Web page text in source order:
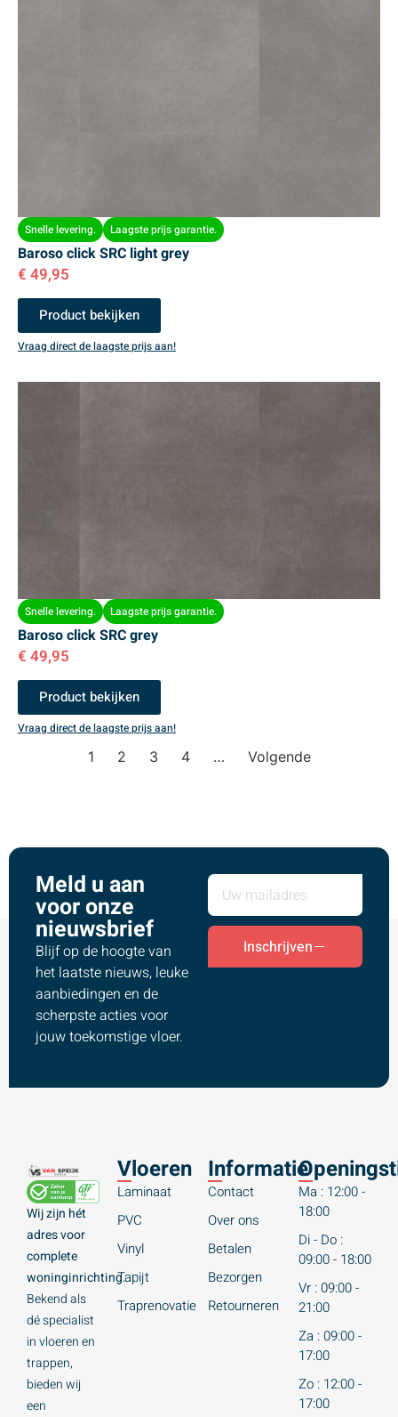
Snelle levering. Laagste prijs garantie.
Baroso click SRC light grey
€ 49,95
Product bekijken
Vraag direct de laagste prijs aan!
Snelle levering. Laagste prijs garantie.
Baroso click SRC grey
€ 49,95
Product bekijken
Vraag direct de laagste prijs aan!
1 2 3 4 … Volgende
Meld u aan
voor onze
nieuwsbrief
Blijf op de hoogte van
het laatste nieuws, leuke
aanbiedingen en de
scherpste acties voor
jouw toekomstige vloer.
Inschrijven
Wij zijn hét
adres voor
complete
woninginrichting.
Bekend als
dé specialist
in vloeren en
trappen,
bieden wij
een
Vloeren
Laminaat
PVC
Vinyl
Tapijt
Traprenovatie
Informatie
Contact
Over ons
Betalen
Bezorgen
Retourneren
Ma : 12:00 -
18:00
Di - Do :
09:00 - 18:00
Vr : 09:00 -
21:00
Za : 09:00 -
17:00
Zo : 12:00 -
17:00